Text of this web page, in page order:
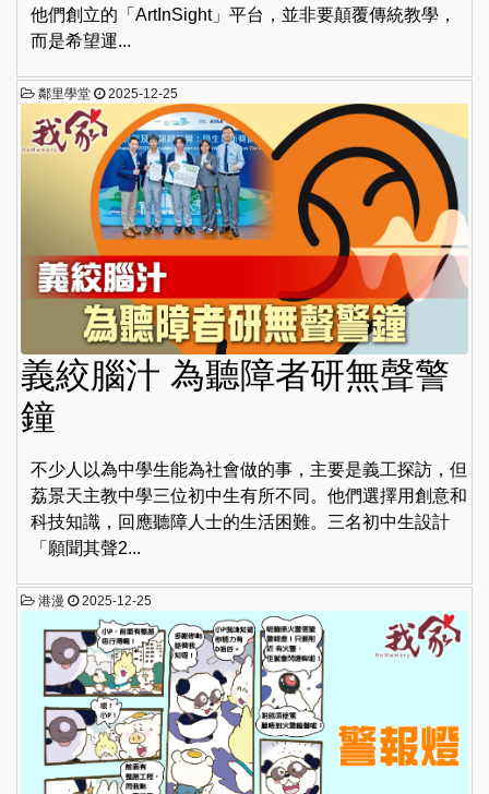
他們創立的「ArtInSight」平台，並非要顛覆傳統教學，
而是希望運...
鄰里學堂 2025-12-25
義絞腦汁 為聽障者研無聲警
鐘
不少人以為中學生能為社會做的事，主要是義工探訪，但
荔景天主教中學三位初中生有所不同。他們選擇用創意和
科技知識，回應聽障人士的生活困難。三名初中生設計
「願聞其聲2...
港漫 2025-12-25